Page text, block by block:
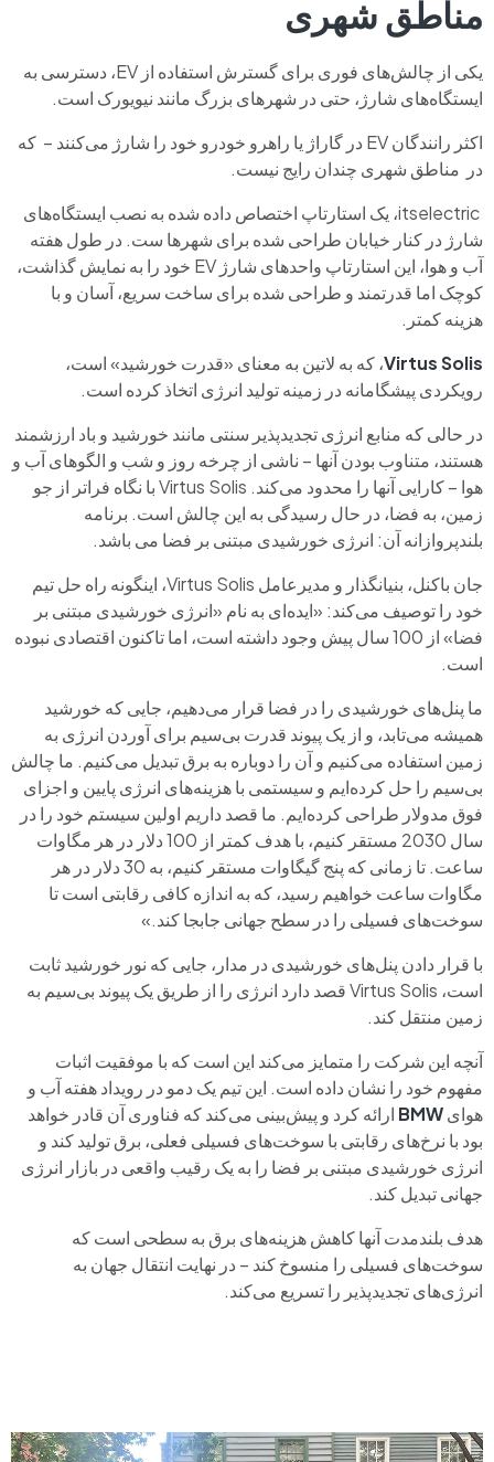
مناطق شهری
یکی از چالش‌های فوری برای گسترش استفاده از EV، دسترسی به
ایستگاه‌های شارژ، حتی در شهرهای بزرگ مانند نیویورک است.
اکثر رانندگان EV در گاراژ یا راهرو خودرو خود را شارژ می‌کنند – که
در مناطق شهری چندان رایج نیست.
itselectric، یک استارتاپ اختصاص داده شده به نصب ایستگاه‌های
شارژ در کنار خیابان طراحی شده برای شهرها ست. در طول هفته
آب و هوا، این استارتاپ واحدهای شارژ EV خود را به نمایش گذاشت،
کوچک اما قدرتمند و طراحی شده برای ساخت سریع، آسان و با
هزینه کمتر.
Virtus Solis، که به لاتین به معنای «قدرت خورشید» است،
رویکردی پیشگامانه در زمینه تولید انرژی اتخاذ کرده است.
در حالی که منابع انرژی تجدیدپذیر سنتی مانند خورشید و باد ارزشمند
هستند، متناوب بودن آنها – ناشی از چرخه روز و شب و الگوهای آب و
هوا – کارایی آنها را محدود می‌کند. Virtus Solis با نگاه فراتر از جو
زمین، به فضا، در حال رسیدگی به این چالش است. برنامه
بلندپروازانه آن: انرژی خورشیدی مبتنی بر فضا می باشد.
جان باکنل، بنیانگذار و مدیرعامل Virtus Solis، اینگونه راه حل تیم
خود را توصیف می‌کند: «ایده‌ای به نام «انرژی خورشیدی مبتنی بر
فضا» از 100 سال پیش وجود داشته است، اما تاکنون اقتصادی نبوده
است.
ما پنل‌های خورشیدی را در فضا قرار می‌دهیم، جایی که خورشید
همیشه می‌تابد، و از یک پیوند قدرت بی‌سیم برای آوردن انرژی به
زمین استفاده می‌کنیم و آن را دوباره به برق تبدیل می‌کنیم. ما چالش
بی‌سیم را حل کرده‌ایم و سیستمی با هزینه‌های انرژی پایین و اجزای
فوق مدولار طراحی کرده‌ایم. ما قصد داریم اولین سیستم خود را در
سال 2030 مستقر کنیم، با هدف کمتر از 100 دلار در هر مگاوات
ساعت. تا زمانی که پنج گیگاوات مستقر کنیم، به 30 دلار در هر
مگاوات ساعت خواهیم رسید، که به اندازه کافی رقابتی است تا
سوخت‌های فسیلی را در سطح جهانی جابجا کند.»
با قرار دادن پنل‌های خورشیدی در مدار، جایی که نور خورشید ثابت
است، Virtus Solis قصد دارد انرژی را از طریق یک پیوند بی‌سیم به
زمین منتقل کند.
آنچه این شرکت را متمایز می‌کند این است که با موفقیت اثبات
مفهوم خود را نشان داده است. این تیم یک دمو در رویداد هفته آب و
هوایBMW ارائه کرد و پیش‌بینی می‌کند که فناوری آن قادر خواهد
بود با نرخ‌های رقابتی با سوخت‌های فسیلی فعلی، برق تولید کند و
انرژی خورشیدی مبتنی بر فضا را به یک رقیب واقعی در بازار انرژی
جهانی تبدیل کند.
هدف بلندمدت آنها کاهش هزینه‌های برق به سطحی است که
سوخت‌های فسیلی را منسوخ کند – در نهایت انتقال جهان به
انرژی‌های تجدیدپذیر را تسریع می‌کند.